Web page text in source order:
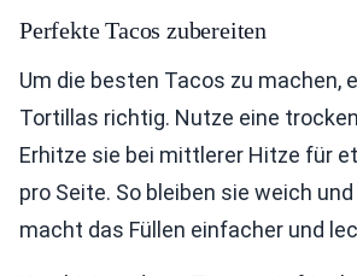
Perfekte Tacos zubereiten
Um die besten Tacos zu machen,
Tortillas richtig. Nutze eine
Erhitze sie bei mittlerer Hitze für
pro Seite. So bleiben sie weich
macht das Füllen einfacher und